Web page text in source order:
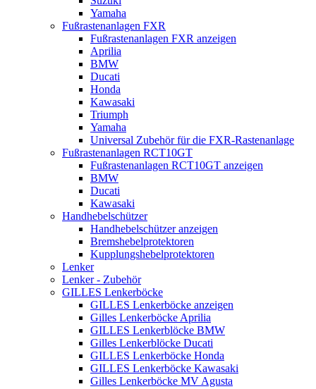
Yamaha
Fußrastenanlagen FXR
Fußrastenanlagen FXR anzeigen
Aprilia
BMW
Ducati
Honda
Kawasaki
Triumph
Yamaha
Universal Zubehör für die FXR-Rastenanlage
Fußrastenanlagen RCT10GT
Fußrastenanlagen RCT10GT anzeigen
BMW
Ducati
Kawasaki
Handhebelschützer
Handhebelschützer anzeigen
Bremshebelprotektoren
Kupplungshebelprotektoren
Lenker
Lenker - Zubehör
GILLES Lenkerböcke
GILLES Lenkerböcke anzeigen
Gilles Lenkerböcke Aprilia
GILLES Lenkerblöcke BMW
Gilles Lenkerblöcke Ducati
GILLES Lenkerböcke Honda
GILLES Lenkerböcke Kawasaki
Gilles Lenkerböcke MV Agusta